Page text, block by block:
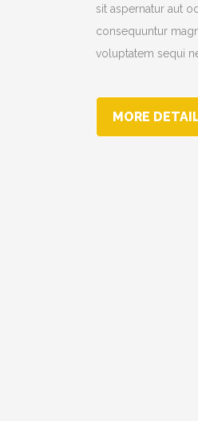
sit aspernatur aut
consequuntur
voluptatem sequi
MORE